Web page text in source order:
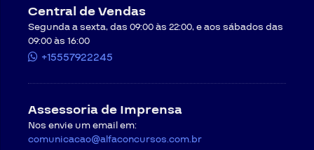
O serviço público oferece estabilidade, crescimento
profissional e excelente remuneração e a Caixa
Econômica Federal é uma das instituições mais
O próximo aprovado da Caixa pode ser você.
quiser cancelar, ficará sujeito às regras de
rescisão antecipada do contrato, conforme
cláusulas a seguir.
Regras para rescisão antecipada do contrato
o curso, mas ficará sujeito às seguintes regras:
a) Se o CONTRATANTE consumiu até 40% (quarenta por
cento) do curso: multa correspondente a 30% (trinta
por cento) do valor pago no curso a título de rescisão
Central de Vendas
Segunda a sexta, das 09:00 às 22:00, e aos sábados das
09:00 às 16:00
+15557922245
Assessoria de Imprensa
Nos envie um email em:
comunicacao@alfaconcursos.com.br